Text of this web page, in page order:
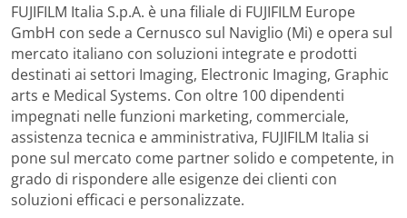
FUJIFILM Italia S.p.A. è una filiale di FUJIFILM Europe
GmbH con sede a Cernusco sul Naviglio (Mi) e opera sul
mercato italiano con soluzioni integrate e prodotti
destinati ai settori Imaging, Electronic Imaging, Graphic
arts e Medical Systems. Con oltre 100 dipendenti
impegnati nelle funzioni marketing, commerciale,
assistenza tecnica e amministrativa, FUJIFILM Italia si
pone sul mercato come partner solido e competente, in
grado di rispondere alle esigenze dei clienti con
soluzioni efficaci e personalizzate.